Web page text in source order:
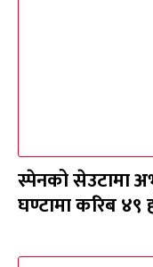
स्पेनको सेउटामा
घण्टामा करिब ४९